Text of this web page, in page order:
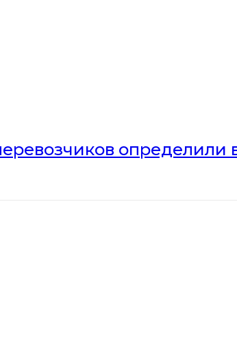
определили